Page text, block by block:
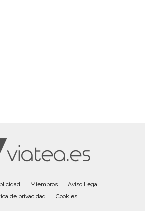
Miembros
Aviso Legal
de privacidad
Cookies